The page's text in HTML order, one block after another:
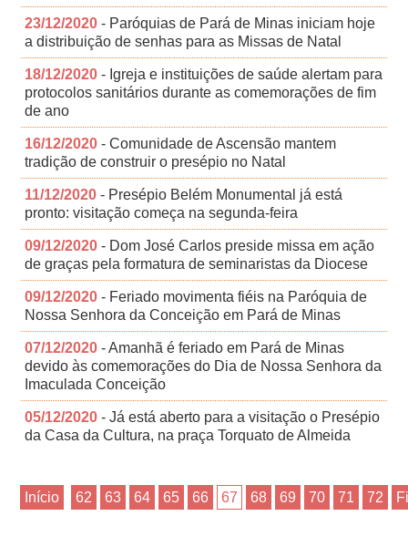
23/12/2020 - Paróquias de Pará de Minas iniciam hoje
a distribuição de senhas para as Missas de Natal
18/12/2020 - Igreja e instituições de saúde alertam para
protocolos sanitários durante as comemorações de fim
de ano
16/12/2020 - Comunidade de Ascensão mantem
tradição de construir o presépio no Natal
11/12/2020 - Presépio Belém Monumental já está
pronto: visitação começa na segunda-feira
09/12/2020 - Dom José Carlos preside missa em ação
de graças pela formatura de seminaristas da Diocese
09/12/2020 - Feriado movimenta fiéis na Paróquia de
Nossa Senhora da Conceição em Pará de Minas
07/12/2020 - Amanhã é feriado em Pará de Minas
devido às comemorações do Dia de Nossa Senhora da
Imaculada Conceição
05/12/2020 - Já está aberto para a visitação o Presépio
da Casa da Cultura, na praça Torquato de Almeida
Início 62 63 64 65 66 67 68 69 70 71 72